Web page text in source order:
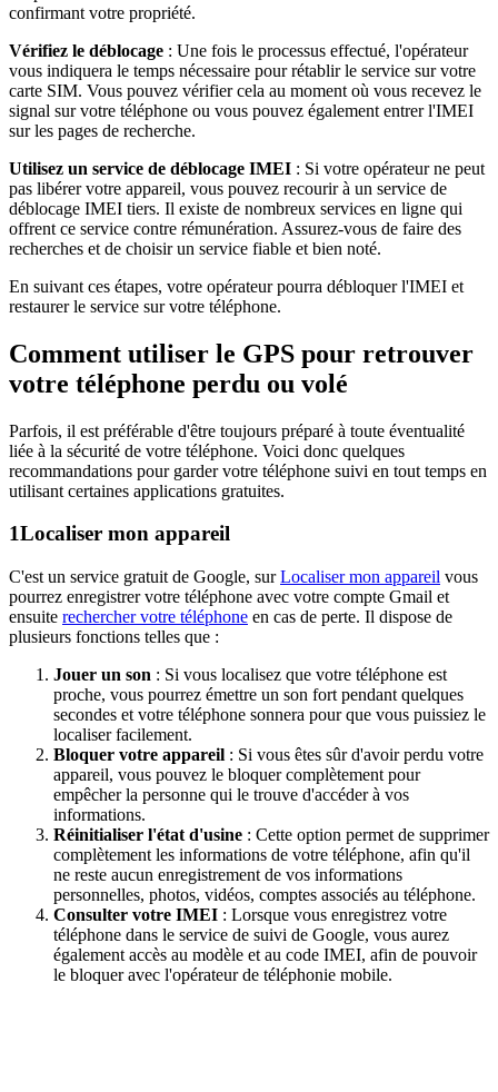
confirmant votre propriété.
Vérifiez le déblocage : Une fois le processus effectué, l'opérateur
vous indiquera le temps nécessaire pour rétablir le service sur votre
carte SIM. Vous pouvez vérifier cela au moment où vous recevez le
signal sur votre téléphone ou vous pouvez également entrer l'IMEI
sur les pages de recherche.
Utilisez un service de déblocage IMEI : Si votre opérateur ne peut
pas libérer votre appareil, vous pouvez recourir à un service de
déblocage IMEI tiers. Il existe de nombreux services en ligne qui
offrent ce service contre rémunération. Assurez-vous de faire des
recherches et de choisir un service fiable et bien noté.
En suivant ces étapes, votre opérateur pourra débloquer l'IMEI et
restaurer le service sur votre téléphone.
Comment utiliser le GPS pour retrouver
votre téléphone perdu ou volé
Parfois, il est préférable d'être toujours préparé à toute éventualité
liée à la sécurité de votre téléphone. Voici donc quelques
recommandations pour garder votre téléphone suivi en tout temps en
utilisant certaines applications gratuites.
1Localiser mon appareil
C'est un service gratuit de Google, surLocaliser mon appareil vous
pourrez enregistrer votre téléphone avec votre compte Gmail et
ensuite rechercher votre téléphone en cas de perte. Il dispose de
plusieurs fonctions telles que :
Jouer un son : Si vous localisez que votre téléphone est
proche, vous pourrez émettre un son fort pendant quelques
secondes et votre téléphone sonnera pour que vous puissiez le
localiser facilement.
Bloquer votre appareil : Si vous êtes sûr d'avoir perdu votre
appareil, vous pouvez le bloquer complètement pour
empêcher la personne qui le trouve d'accéder à vos
informations.
Réinitialiser l'état d'usine : Cette option permet de supprimer
complètement les informations de votre téléphone, afin qu'il
ne reste aucun enregistrement de vos informations
personnelles, photos, vidéos, comptes associés au téléphone.
Consulter votre IMEI : Lorsque vous enregistrez votre
téléphone dans le service de suivi de Google, vous aurez
également accès au modèle et au code IMEI, afin de pouvoir
le bloquer avec l'opérateur de téléphonie mobile.